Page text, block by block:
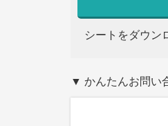
シートをダウン
▼ かんたんお問い